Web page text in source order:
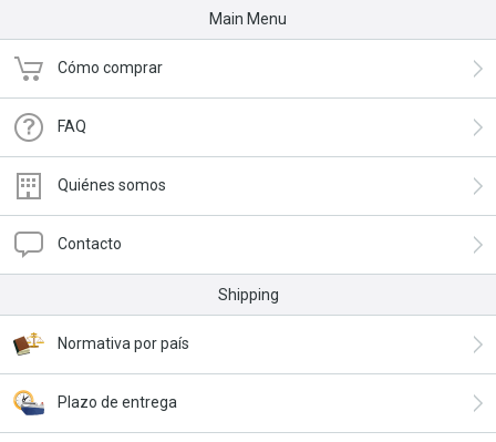
Main Menu
Cómo comprar
FAQ
Quiénes somos
Contacto
Shipping
Normativa por país
Plazo de entrega